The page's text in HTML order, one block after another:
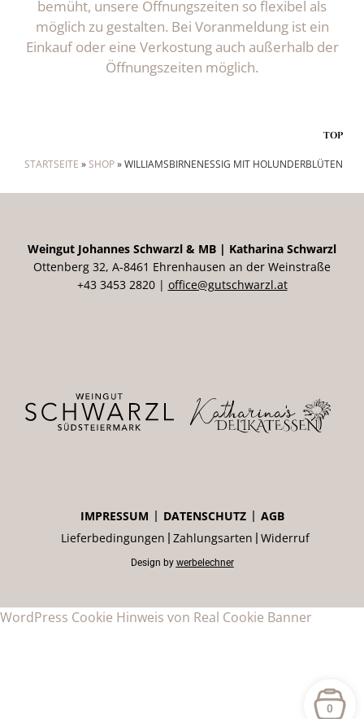
bemüht, unsere Öffnungszeiten so flexibel als
möglich zu gestalten. Bei Voranmeldung ist ein
Einkauf oder eine Verkostung auch außerhalb der
Öffnungszeiten möglich.
TOP
STARTSEITE »SHOP»WILLIAMSBIRNENESSIG MIT HOLUNDERBLÜTEN
Weingut Johannes Schwarzl & MB | Katharina Schwarzl
Ottenberg 32, A-8461 Ehrenhausen an der Weinstraße
+43 3453 2820 | office@gutschwarzl.at
IMPRESSUM DATENSCHUTZ
AGB
Lieferbedingungen Zahlungsarten Widerruf
Design by werbelechner
0
WordPress Cookie Hinweis von Real Cookie Banner